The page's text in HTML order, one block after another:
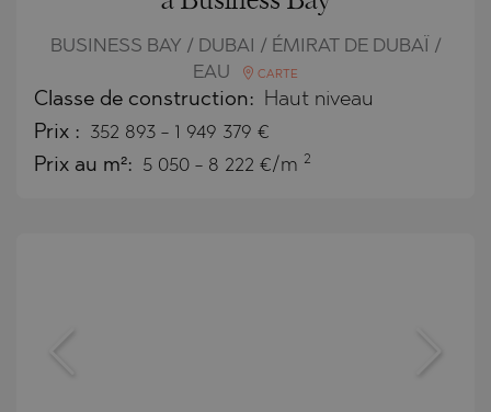
BUSINESS BAY / DUBAI / ÉMIRAT DE DUBAÏ /
EAU
CARTE
Classe de construction: Haut niveau
Prix : 352 893 - 1 949 379 €
Prix au m²: 5 050 - 8 222 €/m 2